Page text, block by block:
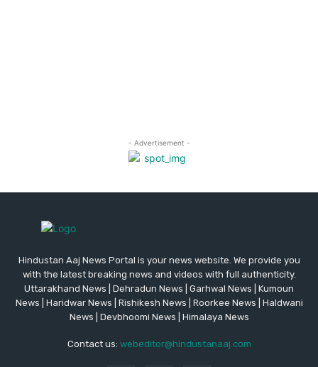
Hindustan Aaj News Portal is your news website. We provide you
with the latest breaking news and videos with full authenticity.
Uttarakhand News | Dehradun News | Garhwal News | Kumoun
News | Haridwar News | Rishikesh News | Roorkee News | Haldwani
News | Devbhoomi News | Himalaya News
Contact us: webeditor@hindustanaaj.com